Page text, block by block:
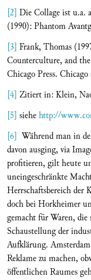
[2] Die Collage ist u.a.
(1990): Phantom
[3] Frank, Thomas
Counterculture, and
Chicago Press.
[4] Zitiert in: Klein,
[5] siehehttp://
[6] Während man in
davon ausging, via
profitieren, gilt heute
uneingeschränkte
Herrschaftsbereich der
doch bei Horkheimer
gemacht für Waren,
Schaustellung der
Aufklärung.
Reklame zu machen,
öffentlichen Raumes